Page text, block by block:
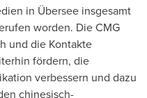
in Übersee insgesamt
worden. Die CMG
und die Kontakte
fördern, die
verbessern und dazu
chinesisch-